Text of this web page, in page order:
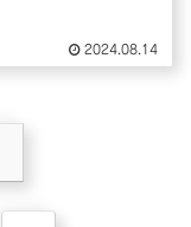
2024.08.14